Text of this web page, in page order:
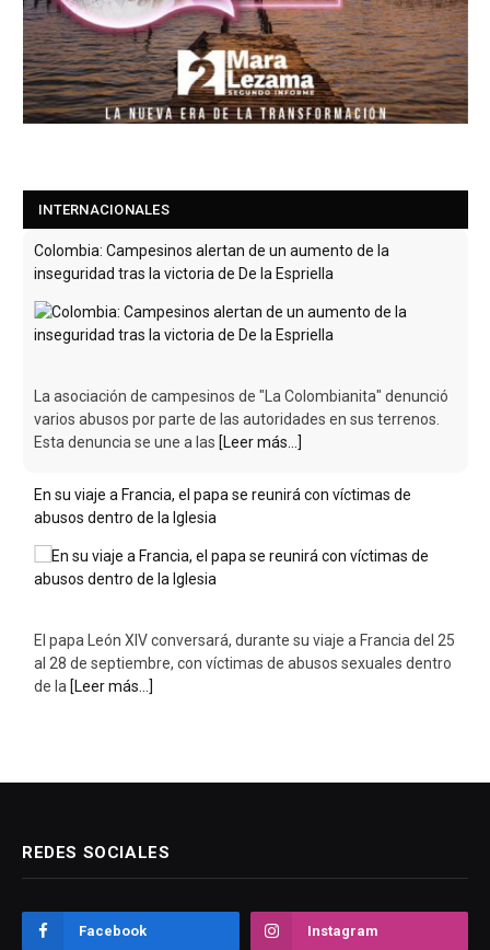
INTERNACIONALES
Colombia: Campesinos alertan de un aumento de la
inseguridad tras la victoria de De la Espriella
La asociación de campesinos de "La Colombianita" denunció
En su viaje a Francia, el papa se reunirá con víctimas de
El papa León XIV conversará, durante su viaje a Francia del 25
REDES SOCIALES
Facebook Instagram